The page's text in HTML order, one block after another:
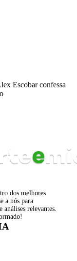
Escobar confessa
dos melhores
a nós para
relevantes.